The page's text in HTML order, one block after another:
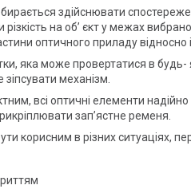
здійснювати
на об’ єкт у межах
оптичного приладу відносно
яка може провертатися в будь-
механізм.
всі оптичні елементи надійно
зап’ястне ременя.
корисним в різних ситуаціях,